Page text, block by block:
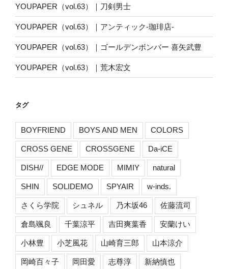
YOUPAPER（vol.63）｜刀剣男士
YOUPAPER（vol.63）｜アンティック-珈琲店-
YOUPAPER（vol.63）｜ゴールデンボンバー 喜矢武豊
YOUPAPER（vol.63）｜荒木宏文
タグ
BOYFRIEND BOYS AND MEN COLORS
CROSS GENE CROSSGENE Da-iCE
DISH// EDGE MODE MIMIY natural
SHIN SOLIDEMO SPYAIR w-inds.
さくら学院 シュネル 乃木坂46 佐藤流司
倉島颯良 千葉涼平 吉田爽葉香 安蘭けい
小林豊 小芝風花 山崎育三郎 山本涼介
岡崎百々子 岡田愛 志尊淳 新納慎也